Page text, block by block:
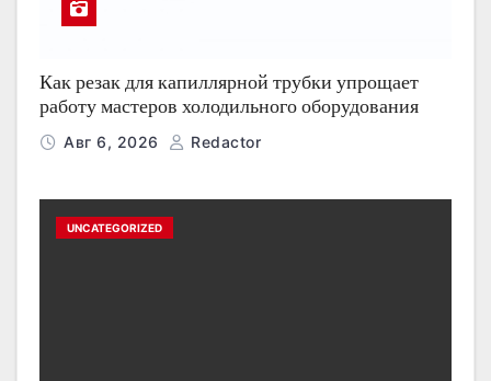
Как резак для капиллярной трубки упрощает
работу мастеров холодильного оборудования
Авг 6, 2026 Redactor
UNCATEGORIZED